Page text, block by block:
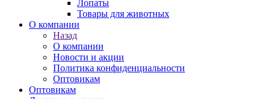
Лопаты
Товары для животных
О компании
Назад
О компании
Новости и акции
Политика конфиденциальности
Оптовикам
Оптовикам